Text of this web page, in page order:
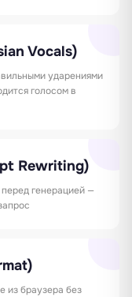
Vocals)
ударениями
голосом в
Rewriting)
генерацией —
из браузера без